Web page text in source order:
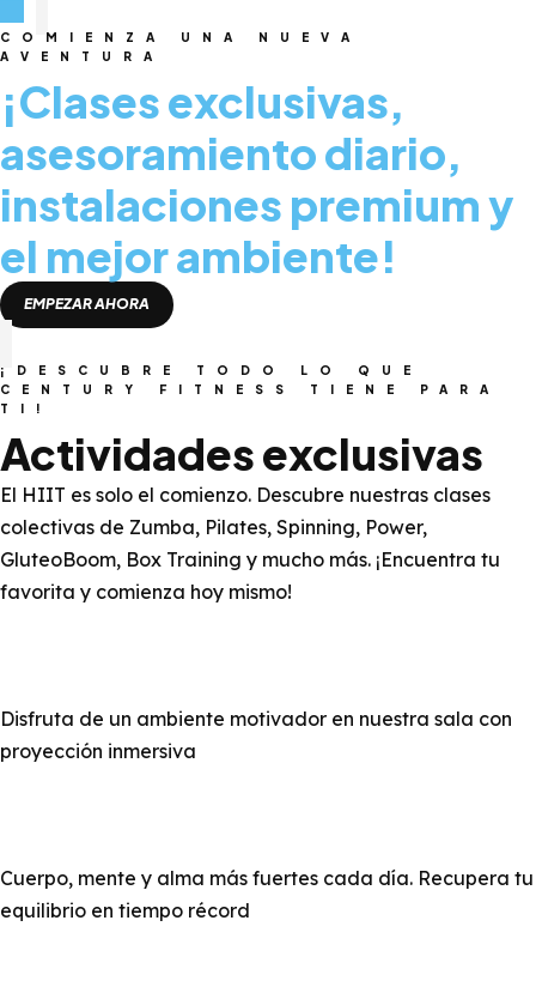
COMIENZA UNA NUEVA
AVENTURA
¡Clases exclusivas,
asesoramiento diario,
instalaciones premium y
el mejor ambiente!
EMPEZAR AHORA
¡DESCUBRE TODO LO QUE
CENTURY FITNESS TIENE PARA
TI!
Actividades exclusivas
El HIIT es solo el comienzo. Descubre nuestras clases
colectivas de Zumba, Pilates, Spinning, Power,
GluteoBoom, Box Training y mucho más. ¡Encuentra tu
favorita y comienza hoy mismo!
Disfruta de un ambiente motivador en nuestra sala con
proyección inmersiva
Cuerpo, mente y alma más fuertes cada día. Recupera tu
equilibrio en tiempo récord